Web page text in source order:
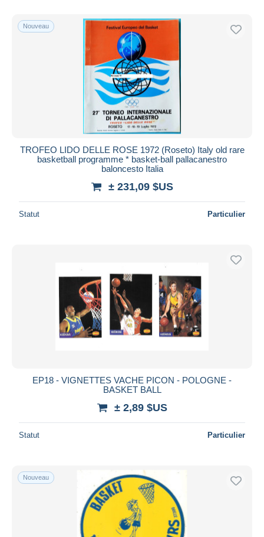
Uniquement en réduction
Livraison gratuite
Méthodes de paiement
Virement bancaire
Mastercard
iDeal
Résidence du vendeur
Appliquer
Nouveau
TROFEO LIDO DELLE ROSE 1972 (Roseto) Italy old rare
basketball programme * basket-ball pallacanestro
baloncesto Italia
± 231,09 $US
Statut Particulier
EP18 - VIGNETTES VACHE PICON - POLOGNE -
BASKET BALL
± 2,89 $US
Statut Particulier
Nouveau